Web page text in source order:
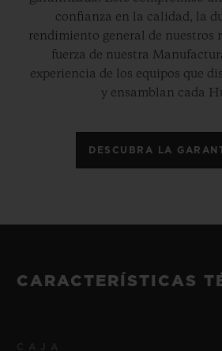
confianza en la calidad, la
rendimiento general de nuestros
fuerza de nuestra
experiencia de los equipos que
y ensamblan cada
DESCUBRA LA
CARACTERÍSTICAS